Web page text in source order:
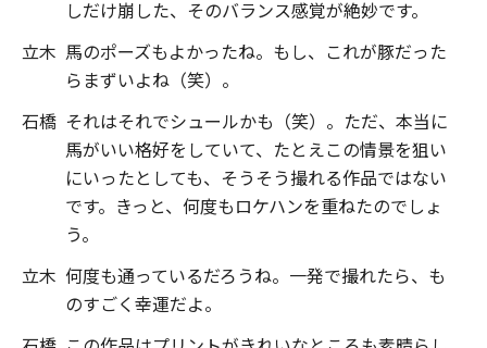
しだけ崩した、そのバランス感覚が絶妙です。
立木 馬のポーズもよかったね。もし、これが豚だった
らまずいよね（笑）。
石橋 それはそれでシュールかも（笑）。ただ、本当に
馬がいい格好をしていて、たとえこの情景を狙い
にいったとしても、そうそう撮れる作品ではない
です。きっと、何度もロケハンを重ねたのでしょ
う。
立木 何度も通っているだろうね。一発で撮れたら、も
のすごく幸運だよ。